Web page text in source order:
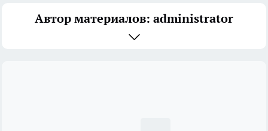
Автор материалов: administrator